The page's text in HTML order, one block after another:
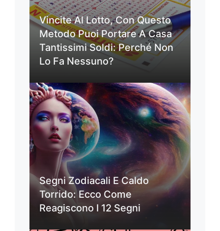
Vincite Al Lotto, Con Questo
Metodo Puoi Portare A Casa
Tantissimi Soldi: Perché Non
Lo Fa Nessuno?
Segni Zodiacali E Caldo
Torrido: Ecco Come
Reagiscono I 12 Segni